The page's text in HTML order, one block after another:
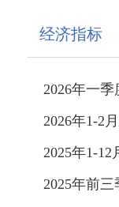
经济指标
2026年一
2026年1-2
2025年1-
2025年前